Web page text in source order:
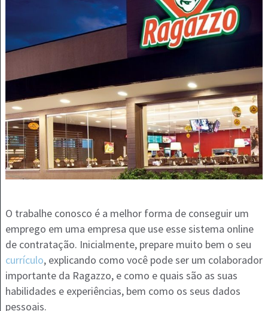
O trabalhe conosco é a melhor forma de conseguir um
emprego em uma empresa que use esse sistema online
de contratação. Inicialmente, prepare muito bem o seu
currículo, explicando como você pode ser um colaborador
importante da Ragazzo, e como e quais são as suas
habilidades e experiências, bem como os seus dados
pessoais.